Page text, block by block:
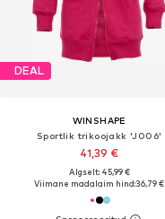
DEAL
WINSHAPE
Sportlik trikoojakk 'J006'
41,39 €
Algselt: 45,99 €
Viimane madalaim hind:36,79 €